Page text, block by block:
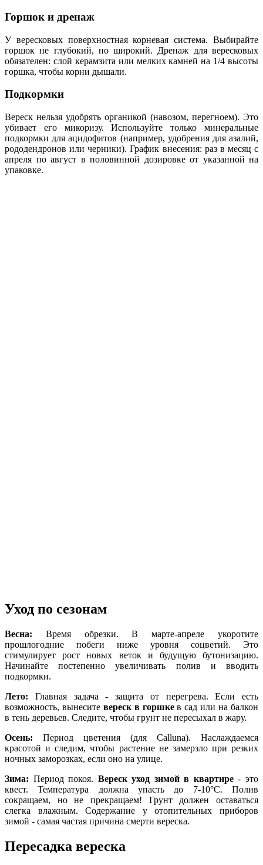
Горшок и дренаж
У вересковых поверхностная корневая система. Выбирайте
горшок не глубокий, но широкий. Дренаж для вересковых
обязателен: слой керамзита или мелких камней на 1/4 высоты
горшка, чтобы корни дышали.
Подкормки
Вереск нельзя удобрять органикой (навозом, перегноем). Это
убивает его микоризу. Используйте только минеральные
подкормки для ацидофитов (например, удобрения для азалий,
рододендронов или черники). График внесения: раз в месяц с
апреля по август в половинной дозировке от указанной на
упаковке.
Уход по сезонам
Весна: Время обрезки. В марте-апреле укоротите
прошлогодние побеги ниже уровня соцветий. Это
стимулирует рост новых веток и будущую бутонизацию.
Начинайте постепенно увеличивать полив и вводить
подкормки.
Лето: Главная задача - защита от перегрева. Если есть
возможность, вынесите вереск в горшкев сад или на балкон
в тень деревьев. Следите, чтобы грунт не пересыхал в жару.
Осень: Период цветения (для Calluna). Наслаждаемся
красотой и следим, чтобы растение не замерзло при резких
ночных заморозках, если оно на улице.
Зима: Период покоя. Вереск уход зимой в квартире- это
квест. Температура должна упасть до 7-10°C. Полив
сокращаем, но не прекращаем! Грунт должен оставаться
слегка влажным. Содержание у отопительных приборов
зимой - самая частая причина смерти вереска.
Пересадка вереска